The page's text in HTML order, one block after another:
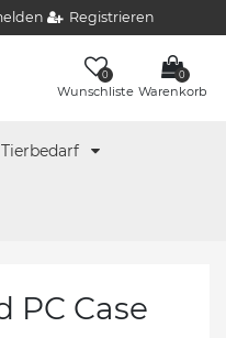
Registrieren
0
Wunschliste
0
Warenkorb
Tierbedarf
PC Case